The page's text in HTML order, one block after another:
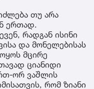
თუ არა
ერთად.
რადგან ისინი
და მონელებისას
მცირე
ციანიდი
ორ ვაშლის
რომ ზიანი